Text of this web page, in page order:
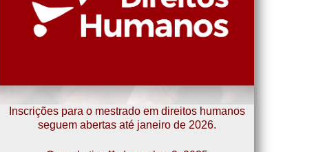
Inscrições para o mestrado em direitos humanos
seguem abertas até janeiro de 2026.